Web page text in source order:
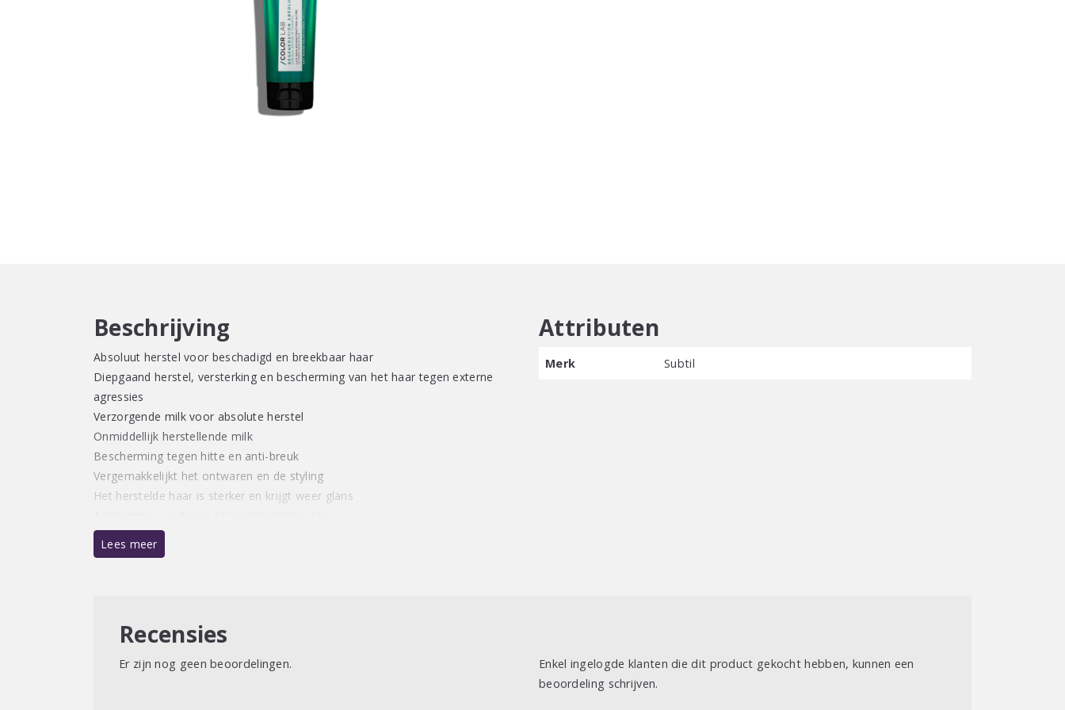
Beschrijving
Absoluut herstel voor beschadigd en breekbaar haar
Diepgaand herstel, versterking en bescherming van het haar tegen externe
agressies
Verzorgende milk voor absolute herstel
Onmiddellijk herstellende milk
Bescherming tegen hitte en anti-breuk
Vergemakkelijkt het ontwaren en de styling
Het herstelde haar is sterker en krijgt weer glans
Zonder parabenen
Lees meer
Attributen
Merk Subtil
Recensies
Er zijn nog geen beoordelingen.
Enkel ingelogde klanten die dit product gekocht hebben, kunnen een
beoordeling schrijven.